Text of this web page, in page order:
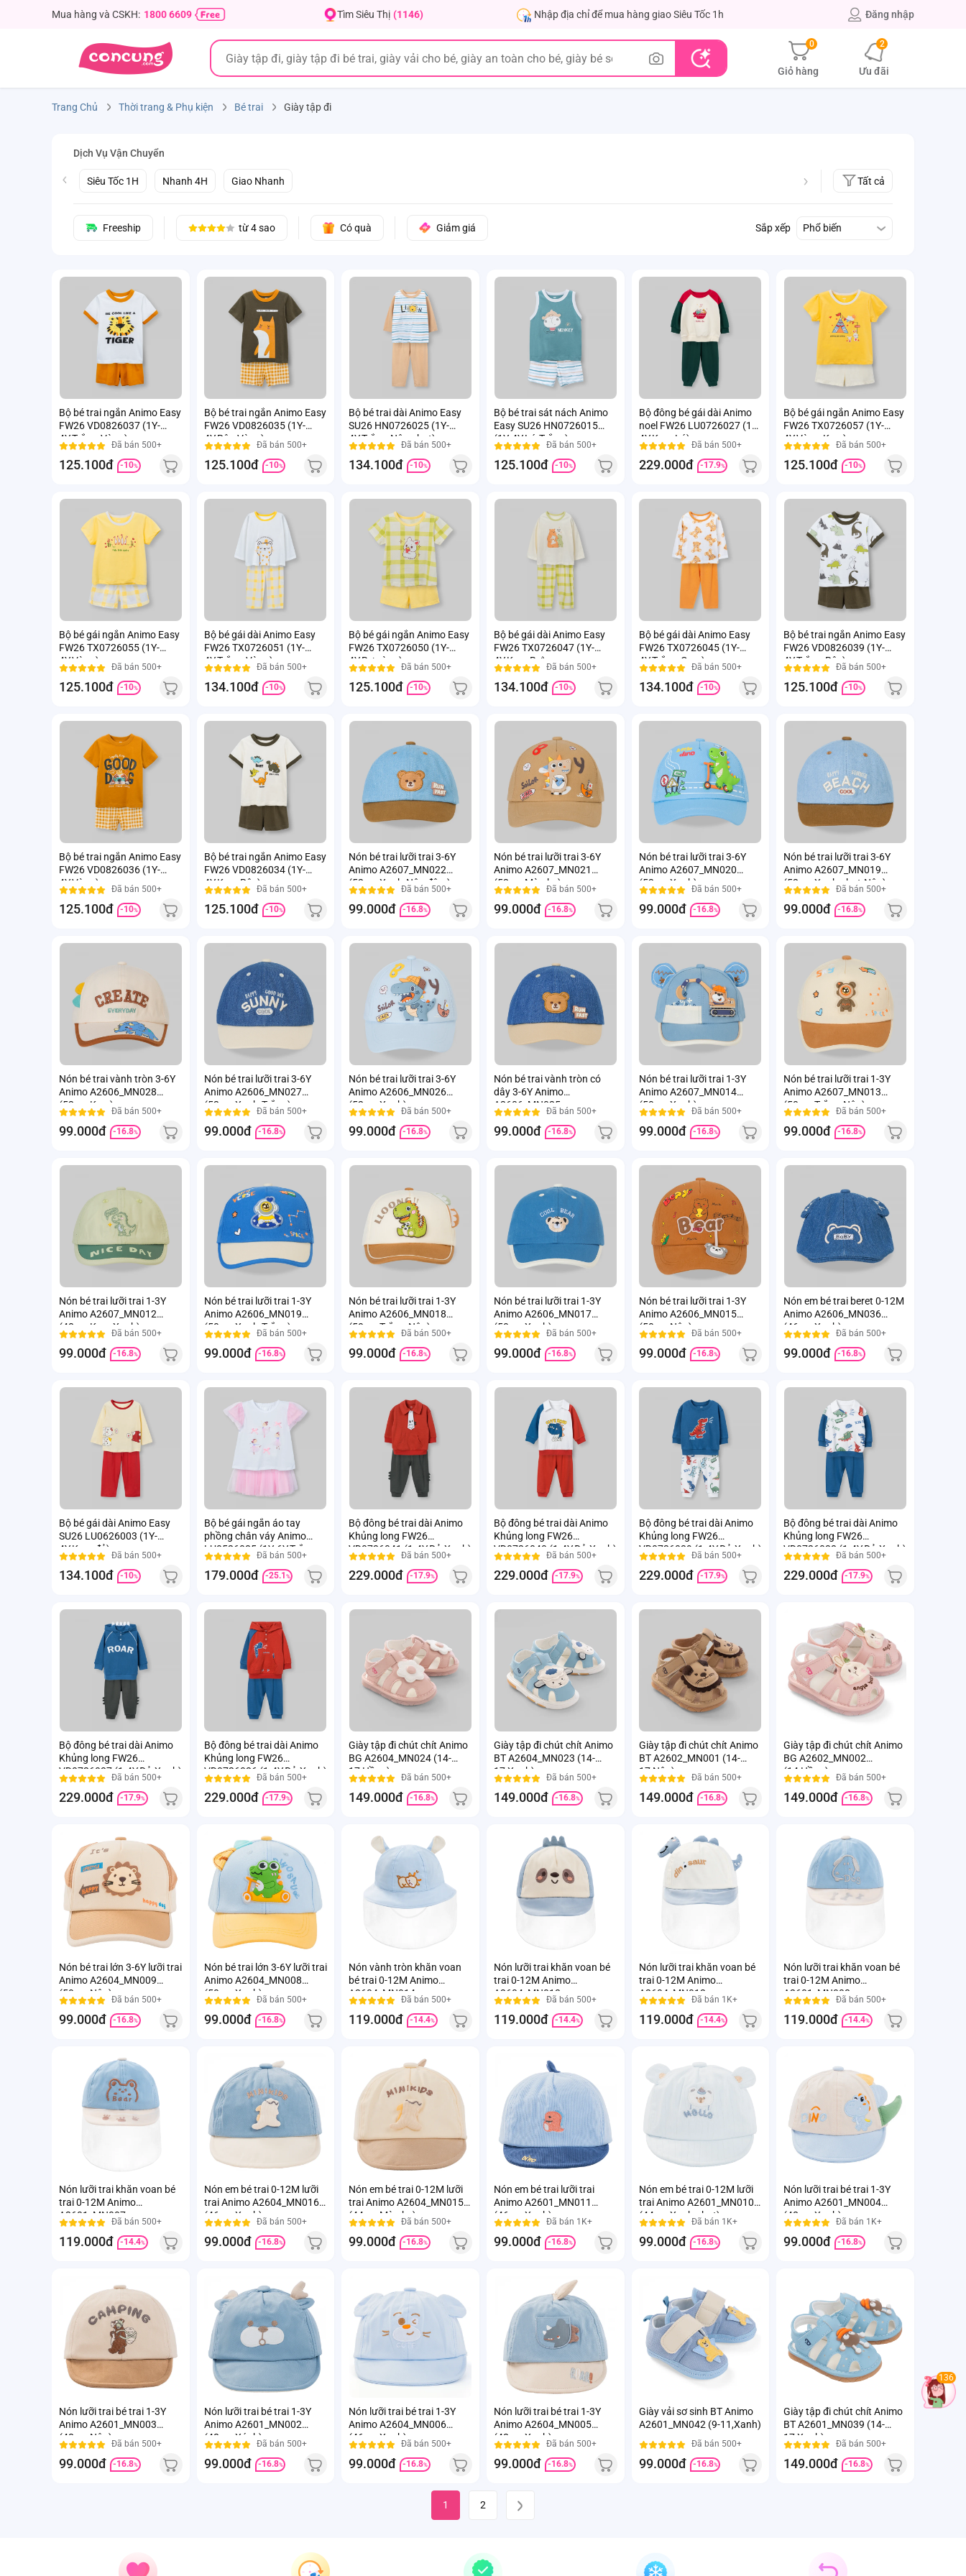
Mua hàng và CSKH: 1800 6609 Tìm Siêu Thị (1146) Nhập địa chỉ để mua hàng giao Siêu Tốc 1h Đăng nhập
0
Giỏ hàng
2
Ưu đãi
Trang Chủ Thời trang & Phụ kiện Bé trai Giày tập đi
Dịch Vụ Vận Chuyển
Siêu Tốc 1H Nhanh 4H Giao Nhanh Tất cả
Freeship từ 4 sao Có quà Giảm giá Sắp xếp Phổ biến
Bộ bé trai ngắn Animo Easy
FW26 VD0826037 (1Y-
4Y,Trắng-Vàng)
Đã bán 500+
125.100đ -10%
Bộ bé trai ngắn Animo Easy
FW26 VD0826035 (1Y-
4Y,Rêu-Vàng)
Đã bán 500+
125.100đ -10%
Bộ bé trai dài Animo Easy
SU26 HN0726025 (1Y-
4Y,Trắng-Nâu nhạt)
Đã bán 500+
134.100đ -10%
Bộ bé trai sát nách Animo
Easy SU26 HN0726015
(1Y-4Y,Lá-Trắng)
Đã bán 500+
125.100đ -10%
Bộ đông bé gái dài Animo
noel FW26 LU0726027 (1Y-
4Y,Kem-Lá)
Đã bán 500+
229.000đ -17.9%
Bộ bé gái ngắn Animo Easy
FW26 TX0726057 (1Y-
4Y,Vàng-Kem)
Đã bán 500+
125.100đ -10%
Bộ bé gái ngắn Animo Easy
FW26 TX0726055 (1Y-
4Y,Vàng)
Đã bán 500+
125.100đ -10%
Bộ bé gái dài Animo Easy
FW26 TX0726051 (1Y-
4Y,Trắng-Vàng)
Đã bán 500+
134.100đ -10%
Bộ bé gái ngắn Animo Easy
FW26 TX0726050 (1Y-
4Y,Bơ-vàng)
Đã bán 500+
125.100đ -10%
Bộ bé gái dài Animo Easy
FW26 TX0726047 (1Y-
4Y,Kem-Bơ)
Đã bán 500+
134.100đ -10%
Bộ bé gái dài Animo Easy
FW26 TX0726045 (1Y-
4Y,Trắng-Cam)
Đã bán 500+
134.100đ -10%
Bộ bé trai ngắn Animo Easy
FW26 VD0826039 (1Y-
4Y,Trắng-Rêu)
Đã bán 500+
125.100đ -10%
Bộ bé trai ngắn Animo Easy
FW26 VD0826036 (1Y-
4Y,Vàng)
Đã bán 500+
125.100đ -10%
Bộ bé trai ngắn Animo Easy
FW26 VD0826034 (1Y-
4Y,Kem-Rêu)
Đã bán 500+
125.100đ -10%
Nón bé trai lưỡi trai 3-6Y
Animo A2607_MN022
(52cm,Xanh-Nâu đậm)
Đã bán 500+
99.000đ -16.8%
Nón bé trai lưỡi trai 3-6Y
Animo A2607_MN021
(52cm,Màu be)
Đã bán 500+
99.000đ -16.8%
Nón bé trai lưỡi trai 3-6Y
Animo A2607_MN020
(52cm,Xanh)
Đã bán 500+
99.000đ -16.8%
Nón bé trai lưỡi trai 3-6Y
Animo A2607_MN019
(52cm,Xanh nhạt-Nâu)
Đã bán 500+
99.000đ -16.8%
Nón bé trai vành tròn 3-6Y
Animo A2606_MN028
(52cm,Kem)
Đã bán 500+
99.000đ -16.8%
Nón bé trai lưỡi trai 3-6Y
Animo A2606_MN027
(52cm,Xanh-Trắng)
Đã bán 500+
99.000đ -16.8%
Nón bé trai lưỡi trai 3-6Y
Animo A2606_MN026
(52cm,Xanh)
Đã bán 500+
99.000đ -16.8%
Nón bé trai vành tròn có
dây 3-6Y Animo
A2606_MN025
(52cm,Xanh đậm)
Đã bán 500+
99.000đ -16.8%
Nón bé trai lưỡi trai 1-3Y
Animo A2607_MN014
(50cm,Xanh)
Đã bán 500+
99.000đ -16.8%
Nón bé trai lưỡi trai 1-3Y
Animo A2607_MN013
(50cm,Trắng-Nâu)
Đã bán 500+
99.000đ -16.8%
Nón bé trai lưỡi trai 1-3Y
Animo A2607_MN012
(48cm,Kem-Xanh)
Đã bán 500+
99.000đ -16.8%
Nón bé trai lưỡi trai 1-3Y
Animo A2606_MN019
(50cm,Xanh-Trắng)
Đã bán 500+
99.000đ -16.8%
Nón bé trai lưỡi trai 1-3Y
Animo A2606_MN018
(50cm,Trắng-Nâu)
Đã bán 500+
99.000đ -16.8%
Nón bé trai lưỡi trai 1-3Y
Animo A2606_MN017
(50cm,Xanh)
Đã bán 500+
99.000đ -16.8%
Nón bé trai lưỡi trai 1-3Y
Animo A2606_MN015
(50cm,Nâu)
Đã bán 500+
99.000đ -16.8%
Nón em bé trai beret 0-12M
Animo A2606_MN036
(46cm,Xanh)
Đã bán 500+
99.000đ -16.8%
Bộ bé gái dài Animo Easy
SU26 LU0626003 (1Y-
4Y,Kem-đỏ)
Đã bán 500+
134.100đ -10%
Bộ bé gái ngắn áo tay
phồng chân váy Animo
LU0526085 (1Y-6Y,Trắng-
Hồng)
Đã bán 500+
179.000đ -25.1 %
Bộ đông bé trai dài Animo
Khủng long FW26
VD0726041 (1-4Y,Đỏ-Xanh)
Đã bán 500+
229.000đ -17.9%
Bộ đông bé trai dài Animo
Khủng long FW26
VD0726040 (1-4Y,Đỏ-Xanh)
Đã bán 500+
229.000đ -17.9%
Bộ đông bé trai dài Animo
Khủng long FW26
VD0726039 (1-4Y,Đỏ-Xanh)
Đã bán 500+
229.000đ -17.9%
Bộ đông bé trai dài Animo
Khủng long FW26
VD0726038 (1-4Y,Đỏ-Xanh)
Đã bán 500+
229.000đ -17.9%
Bộ đông bé trai dài Animo
Khủng long FW26
VD0726037 (1-4Y,Đỏ-Xanh)
Đã bán 500+
229.000đ -17.9%
Bộ đông bé trai dài Animo
Khủng long FW26
VD0726036 (1-4Y,Đỏ-Xanh)
Đã bán 500+
229.000đ -17.9%
Giày tập đi chút chít Animo
BG A2604_MN024 (14-
17,Hồng)
Đã bán 500+
149.000đ -16.8%
Giày tập đi chút chít Animo
BT A2604_MN023 (14-
17,Xanh)
Đã bán 500+
149.000đ -16.8%
Giày tập đi chút chít Animo
BT A2602_MN001 (14-
17,Nâu)
Đã bán 500+
149.000đ -16.8%
Giày tập đi chút chít Animo
BG A2602_MN002
(14,Hồng)
Đã bán 500+
149.000đ -16.8%
Nón bé trai lớn 3-6Y lưỡi trai
Animo A2604_MN009
(50cm,Nâu)
Đã bán 500+
99.000đ -16.8%
Nón bé trai lớn 3-6Y lưỡi trai
Animo A2604_MN008
(50cm,Xanh)
Đã bán 500+
99.000đ -16.8%
Nón vành tròn khăn voan
bé trai 0-12M Animo
A2604_MN014
(46cm,Xanh nhạt)
Đã bán 500+
119.000đ -14.4%
Nón lưỡi trai khăn voan bé
trai 0-12M Animo
A2604_MN013
(44cm,Xanh)
Đã bán 500+
119.000đ -14.4%
Nón lưỡi trai khăn voan bé
trai 0-12M Animo
A2604_MN012
(46cm,Xanh-Kem)
Đã bán 1K+
119.000đ -14.4%
Nón lưỡi trai khăn voan bé
trai 0-12M Animo
A2601_MN008
(44cm,Xanh)
Đã bán 500+
119.000đ -14.4%
Nón lưỡi trai khăn voan bé
trai 0-12M Animo
A2601_MN007
(46cm,Xanh)
Đã bán 500+
119.000đ -14.4%
Nón em bé trai 0-12M lưỡi
trai Animo A2604_MN016
(46cm,Xanh)
Đã bán 500+
99.000đ -16.8%
Nón em bé trai 0-12M lưỡi
trai Animo A2604_MN015
(44cm,Màu be)
Đã bán 500+
99.000đ -16.8%
Nón em bé trai lưỡi trai
Animo A2601_MN011
(46cm,Xanh)
Đã bán 1K+
99.000đ -16.8%
Nón em bé trai 0-12M lưỡi
trai Animo A2601_MN010
(44cm,Xanh nhạt)
Đã bán 1K+
99.000đ -16.8%
Nón lưỡi trai bé trai 1-3Y
Animo A2601_MN004
(48cm,Xanh)
Đã bán 1K+
99.000đ -16.8%
Nón lưỡi trai bé trai 1-3Y
Animo A2601_MN003
(48cm,Nâu)
Đã bán 500+
99.000đ -16.8%
Nón lưỡi trai bé trai 1-3Y
Animo A2601_MN002
(48cm,Xánh)
Đã bán 500+
99.000đ -16.8%
Nón lưỡi trai bé trai 1-3Y
Animo A2604_MN006
(46cm,Xanh)
Đã bán 500+
99.000đ -16.8%
Nón lưỡi trai bé trai 1-3Y
Animo A2604_MN005
(48cm,Xanh)
Đã bán 500+
99.000đ -16.8%
Giày vải sơ sinh BT Animo
A2601_MN042 (9-11,Xanh)
Đã bán 500+
99.000đ -16.8%
Giày tập đi chút chít Animo
BT A2601_MN039 (14-
17,Xanh)
Đã bán 500+
149.000đ -16.8%
1 2
136